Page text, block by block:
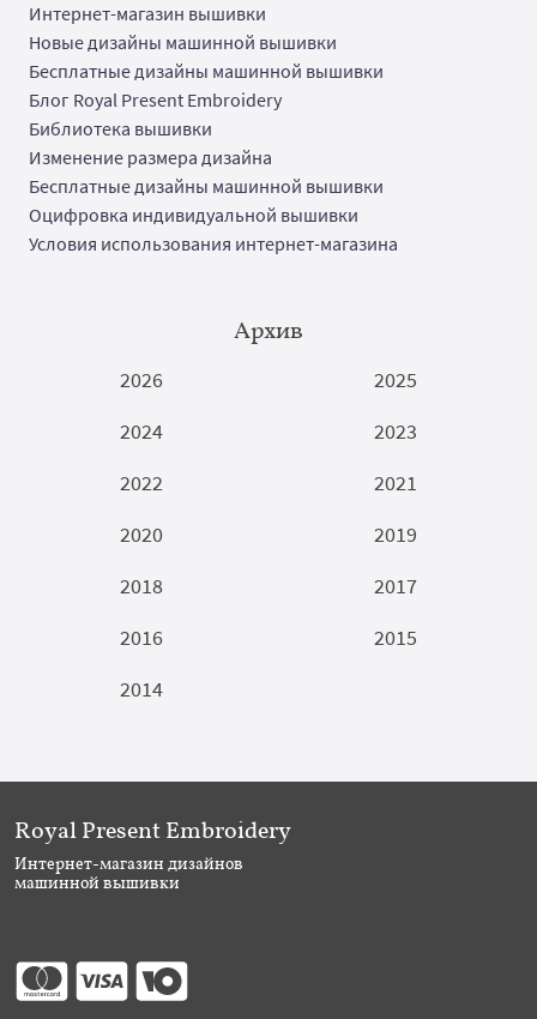
Интернет-магазин вышивки
Новые дизайны машинной вышивки
Бесплатные дизайны машинной вышивки
Блог Royal Present Embroidery
Библиотека вышивки
Изменение размера дизайна
Бесплатные дизайны машинной вышивки
Оцифровка индивидуальной вышивки
Условия использования интернет-магазина
Архив
2026
2025
2024
2023
2022
2021
2020
2019
2018
2017
2016
2015
2014
Royal Present Embroidery
Интернет-магазин дизайнов
машинной вышивки